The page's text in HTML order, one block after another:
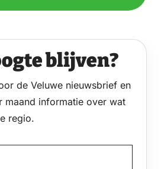
blijven?
de Veluwe nieuwsbrief en
maand informatie over wat
regio.